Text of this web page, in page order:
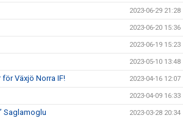
2023-06-29 21:28
2023-06-20 15:36
2023-06-19 15:23
2023-05-10 13:48
Växjö Norra IF! 2023-04-16 12:07
2023-04-09 16:33
Saglamoglu 2023-03-28 20:34